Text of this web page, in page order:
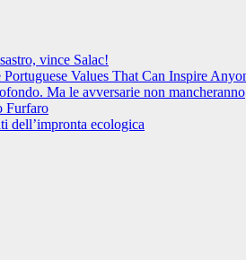
vince Salac!
Values That Can Inspire
Ma le avversarie non mancheranno
Furfaro
dell’impronta ecologica